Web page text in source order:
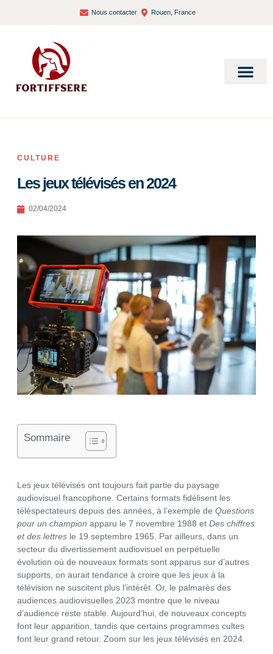
Nous contacter Rouen, France
CULTURE
Les jeux télévisés en 2024
02/04/2024
Sommaire
Les jeux télévisés ont toujours fait partie du paysage
audiovisuel francophone. Certains formats fidélisent les
téléspectateurs depuis des années, à l’exemple de Questions
pour un champion apparu le 7 novembre 1988 et Des chiffres
et des lettres le 19 septembre 1965. Par ailleurs, dans un
secteur du divertissement audiovisuel en perpétuelle
évolution où de nouveaux formats sont apparus sur d’autres
supports, on aurait tendance à croire que les jeux à la
télévision ne suscitent plus l’intérêt. Or, le palmarès des
audiences audiovisuelles 2023 montre que le niveau
d’audience reste stable. Aujourd’hui, de nouveaux concepts
font leur apparition, tandis que certains programmes cultes
font leur grand retour. Zoom sur les jeux télévisés en 2024.